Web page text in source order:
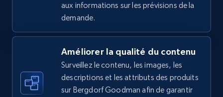
668+ Commencer
Amazon sellers info
Seller id, URL, Seller name, Description, Detailed
info, Stars, Feedbacks, Return policy, and more.
aux informations sur les prévisions de la
demande.
Améliorer la qualité du contenu
Surveillez le contenu, les images, les
descriptions et les attributs des produits
sur Bergdorf Goodman afin de garantir